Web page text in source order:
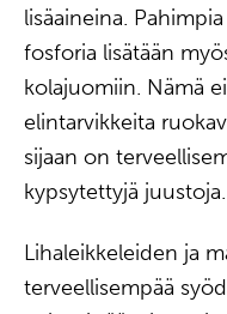
lisäaineina.
fosforia lisätään
kolajuomiin. Nämä
elintarvikkeita
sijaan on
kypsytettyjä juustoja.
Lihaleikkeleiden ja
terveellisempää